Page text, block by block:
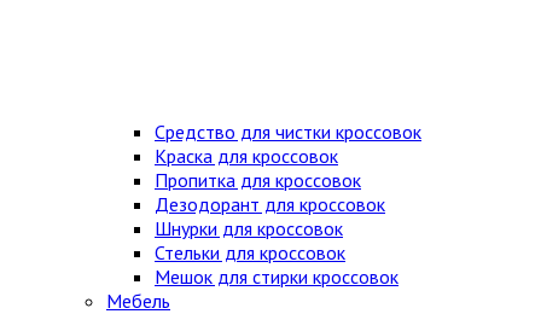
Средство для чистки кроссовок
Краска для кроссовок
Пропитка для кроссовок
Дезодорант для кроссовок
Шнурки для кроссовок
Стельки для кроссовок
Мешок для стирки кроссовок
Мебель